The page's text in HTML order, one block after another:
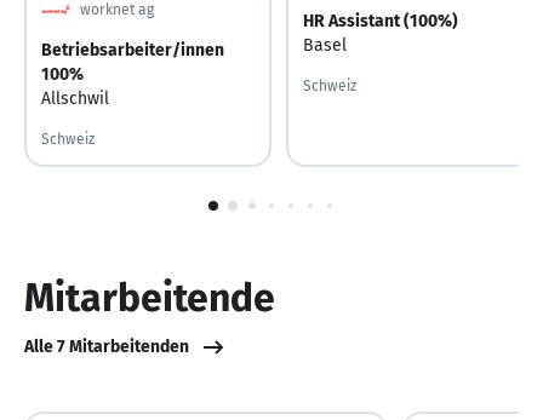
worknet ag
Betriebsarbeiter/innen
100%
Allschwil
Schweiz
HR Assistant (100%)
Basel
Schweiz
Mitarbeitende
Alle 7 Mitarbeitenden